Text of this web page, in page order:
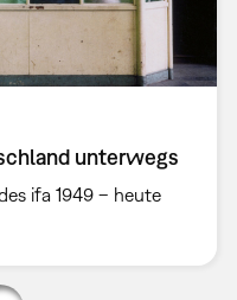
unterwegs
ifa 1949 – heute